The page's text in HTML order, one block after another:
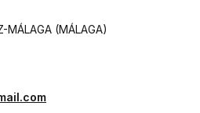
MÁLAGA (MÁLAGA)